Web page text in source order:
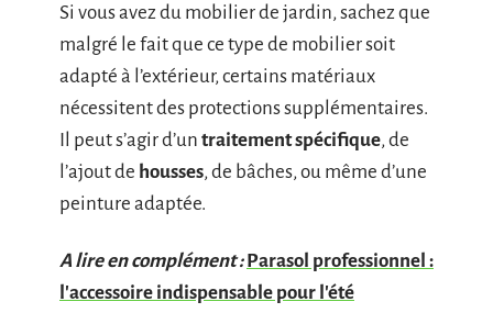
Si vous avez du mobilier de jardin, sachez que
malgré le fait que ce type de mobilier soit
adapté à l’extérieur, certains matériaux
nécessitent des protections supplémentaires.
Il peut s’agir d’un traitement spécifique, de
l’ajout de housses, de bâches, ou même d’une
peinture adaptée.
A lire en complément : Parasol professionnel :
l'accessoire indispensable pour l'été